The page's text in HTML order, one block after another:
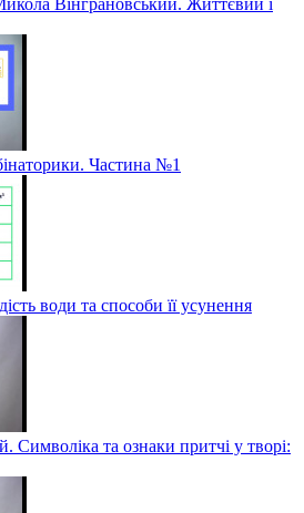
Частина №1
води та способи її усунення
Символіка та ознаки притчі у творі: